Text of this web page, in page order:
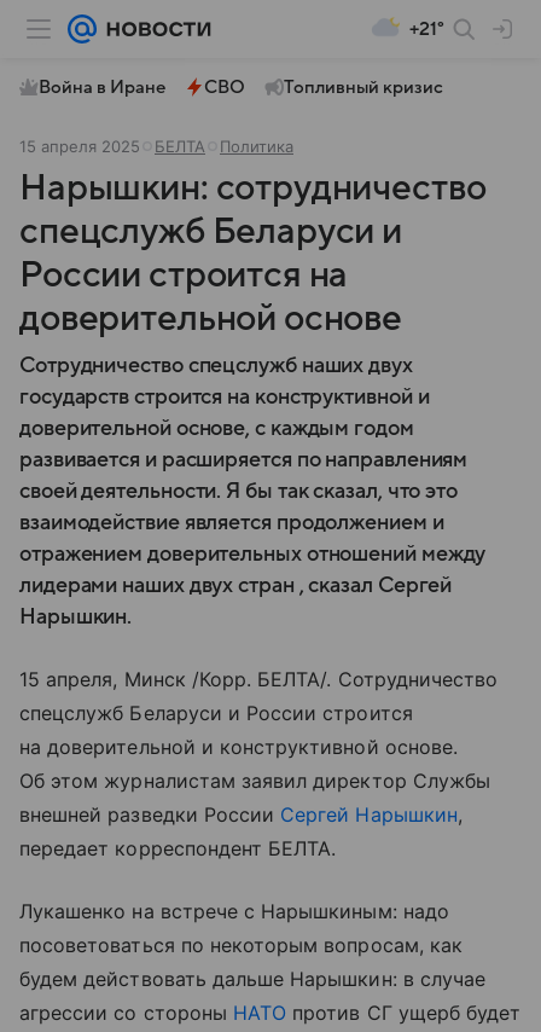
+21°
Война в Иране СВО Топливный кризис
15 апреля 2025 БЕЛТА Политика
Нарышкин: сотрудничество
спецслужб Беларуси и
России строится на
доверительной основе
Сотрудничество спецслужб наших двух
государств строится на конструктивной и
доверительной основе, с каждым годом
развивается и расширяется по направлениям
своей деятельности. Я бы так сказал, что это
взаимодействие является продолжением и
отражением доверительных отношений между
лидерами наших двух стран , сказал Сергей
Нарышкин.
15 апреля, Минск /Корр. БЕЛТА/. Сотрудничество
спецслужб Беларуси и России строится
на доверительной и конструктивной основе.
Об этом журналистам заявил директор Службы
внешней разведки России Сергей Нарышкин,
передает корреспондент БЕЛТА.
Лукашенко на встрече с Нарышкиным: надо
посоветоваться по некоторым вопросам, как
будем действовать дальше Нарышкин: в случае
агрессии со стороны НАТО против СГ ущерб будет